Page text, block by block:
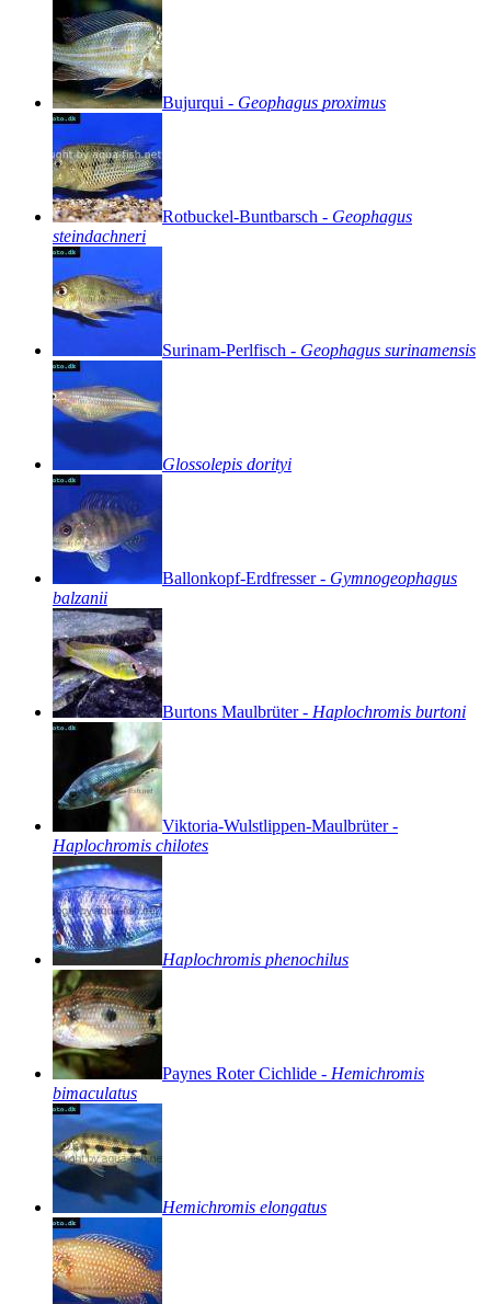
Bujurqui - Geophagus proximus
Rotbuckel-Buntbarsch - Geophagus
steindachneri
Surinam-Perlfisch - Geophagus surinamensis
Glossolepis dorityi
Ballonkopf-Erdfresser- Gymnogeophagus
balzanii
Burtons Maulbrüter- Haplochromis burtoni
Viktoria-Wulstlippen-Maulbrüter-
Haplochromis chilotes
Haplochromis phenochilus
Paynes RoterCichlide - Hemichromis
bimaculatus
Hemichromis elongatus